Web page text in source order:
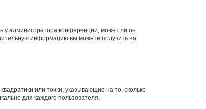
у администратора конференции, может ли он
информацию вы можете получить на
или точки, указывающие на то, сколько
для каждого пользователя.